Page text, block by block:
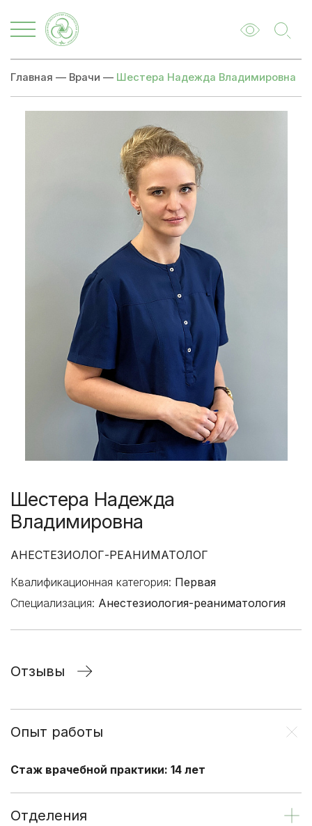
Главная — Врачи — Шестера Надежда Владимировна
Шестера Надежда
Владимировна
АНЕСТЕЗИОЛОГ-РЕАНИМАТОЛОГ
Квалификационная категория: Первая
Специализация: Анестезиология-реаниматология
Отзывы
Опыт работы
Стаж врачебной практики: 14 лет
Отделения